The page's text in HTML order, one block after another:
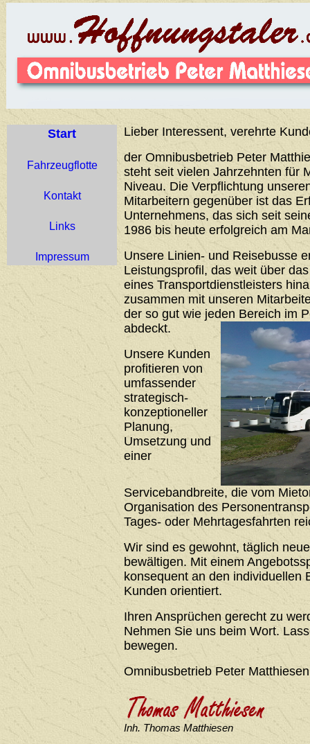
Start
Fahrzeugflotte
Kontakt
Links
Impressum
Lieber Interessent, verehrte
der Omnibusbetrieb Peter
steht seit vielen Jahrzehnten für
Niveau. Die Verpflichtung
Mitarbeitern gegenüber ist das
Unternehmens, das sich seit
1986 bis heute erfolgreich am
Unsere Linien- und Reisebusse
Leistungsprofil, das weit über
eines Transportdienstleisters
zusammen mit unseren
der so gut wie jeden Bereich im
abdeckt.
Unsere Kunden
profitieren von
umfassender
strategisch-
konzeptioneller
Planung,
Umsetzung und
einer
Servicebandbreite, die vom
Organisation des
Tages- oder Mehrtagesfahrten
Wir sind es gewohnt, täglich
bewältigen. Mit einem
konsequent an den individuellen
Kunden orientiert.
Ihren Ansprüchen gerecht zu
Nehmen Sie uns beim Wort.
bewegen.
Omnibusbetrieb Peter Matthiesen
Inh. Thomas Matthiesen